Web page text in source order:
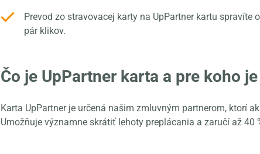
Prevod zo stravovacej karty na UpPartner kartu spravíte
pár klikov.
Čo je UpPartner karta a pre koho
Karta UpPartner je určená našim zmluvným partnerom, ktorí
Umožňuje významne skrátiť lehoty preplácania a zaručí až 40